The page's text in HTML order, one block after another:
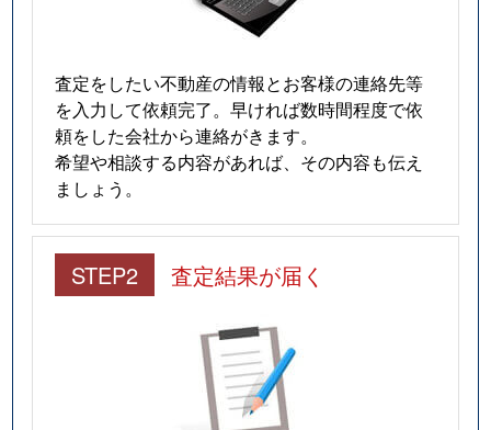
査定をしたい不動産の情報とお客様の連絡先等
を入力して依頼完了。早ければ数時間程度で依
頼をした会社から連絡がきます。
希望や相談する内容があれば、その内容も伝え
ましょう。
STEP2 査定結果が届く